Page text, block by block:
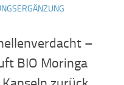
–
BIO Moringa